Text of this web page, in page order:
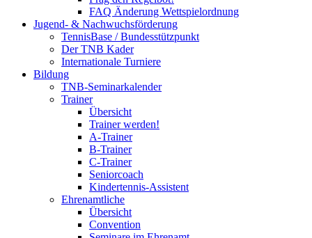
FAQ Änderung Wettspielordnung
Jugend- & Nachwuchsförderung
TennisBase / Bundesstützpunkt
Der TNB Kader
Internationale Turniere
Bildung
TNB-Seminarkalender
Trainer
Übersicht
Trainer werden!
A-Trainer
B-Trainer
C-Trainer
Seniorcoach
Kindertennis-Assistent
Ehrenamtliche
Übersicht
Convention